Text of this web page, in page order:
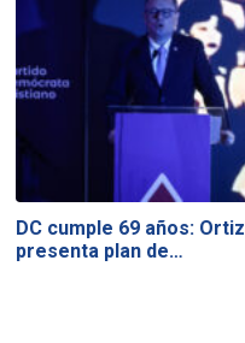
DC cumple 69 años: Ortiz
presenta plan de…